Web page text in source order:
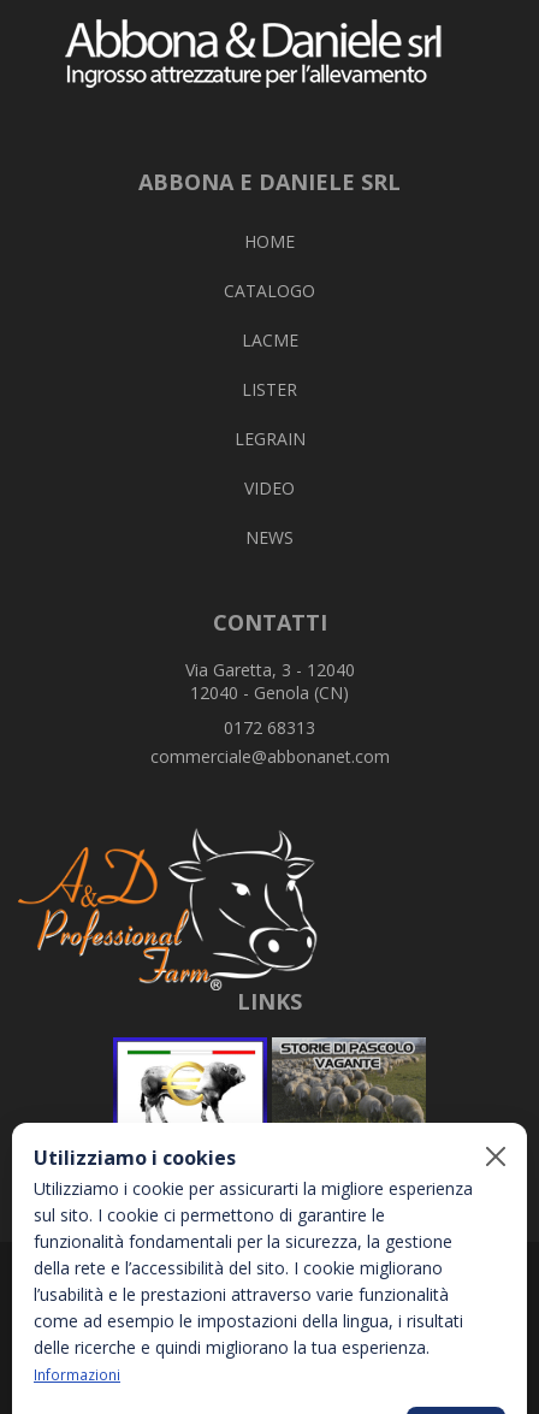
ABBONA E DANIELE SRL
HOME
CATALOGO
LACME
LISTER
LEGRAIN
VIDEO
NEWS
CONTATTI
Via Garetta, 3 - 12040
12040 - Genola (CN)
0172 68313
commerciale@abbonanet.com
LINKS
Abbona e Daniele S.r.l. - Via Garetta, 3 - 12040 - Genola (CN) - P.IVA
02810870044
Privacy Policy
Utilizziamo i cookies
Utilizziamo i cookie per assicurarti la migliore esperienza
sul sito. I cookie ci permettono di garantire le
funzionalità fondamentali per la sicurezza, la gestione
della rete e l’accessibilità del sito. I cookie migliorano
l’usabilità e le prestazioni attraverso varie funzionalità
come ad esempio le impostazioni della lingua, i risultati
delle ricerche e quindi migliorano la tua esperienza.
Informazioni